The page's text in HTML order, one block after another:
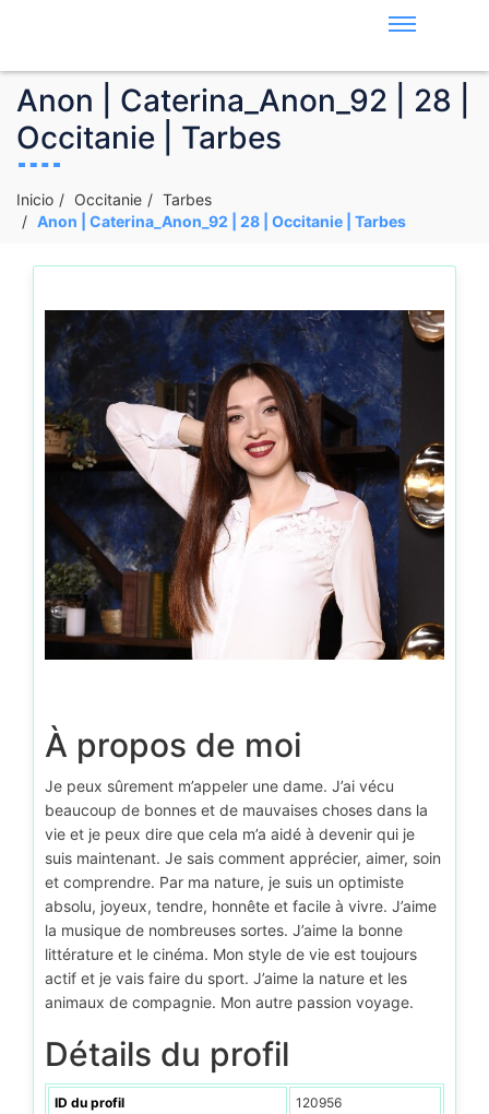
Anon | Caterina_Anon_92 | 28 |
Occitanie | Tarbes
Inicio Occitanie
Tarbes
Anon | Caterina_Anon_92 | 28 | Occitanie | Tarbes
À propos de moi
Je peux sûrement m’appeler une dame. J’ai vécu
beaucoup de bonnes et de mauvaises choses dans la
vie et je peux dire que cela m’a aidé à devenir qui je
suis maintenant. Je sais comment apprécier, aimer, soin
et comprendre. Par ma nature, je suis un optimiste
absolu, joyeux, tendre, honnête et facile à vivre. J’aime
la musique de nombreuses sortes. J’aime la bonne
littérature et le cinéma. Mon style de vie est toujours
actif et je vais faire du sport. J’aime la nature et les
animaux de compagnie. Mon autre passion voyage.
Détails du profil
ID du profil 120956